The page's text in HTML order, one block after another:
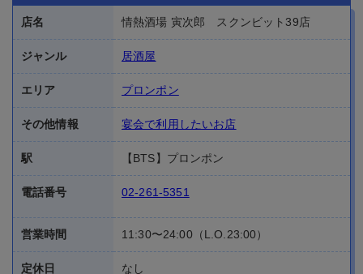
店名 情熱酒場 寅次郎 スクンビット39店
ジャンル 居酒屋
エリア プロンポン
その他情報 宴会で利用したいお店
駅 【BTS】プロンポン
電話番号 02-261-5351
営業時間 11:30〜24:00（L.O.23:00）
定休日 なし